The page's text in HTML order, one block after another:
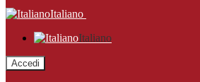
Italiano
Italiano
Accedi